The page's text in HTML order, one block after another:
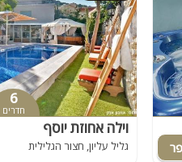
6
חדרים
וילה אחוזת יוסף
גליל עליון, חצור הגלילית